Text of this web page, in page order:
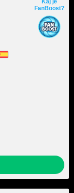
Kaj je
FanBoost?